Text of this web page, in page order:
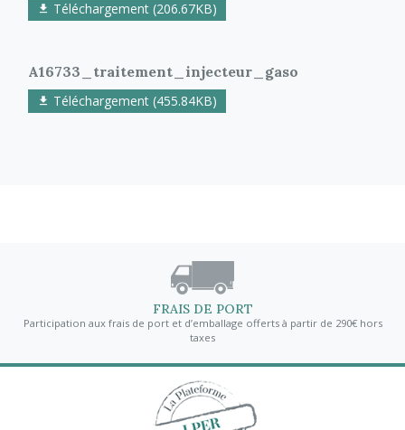
Téléchargement (206.67KB)
A16733_traitement_injecteur_gaso
Téléchargement (455.84KB)
FRAIS DE PORT
Participation aux frais de port et d’emballage offerts à partir de 290€ hors
taxes